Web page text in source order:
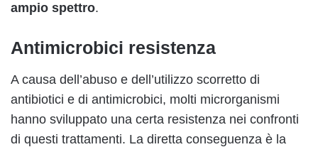
ampio spettro.
Antimicrobici resistenza
A causa dell’abuso e dell’utilizzo scorretto di
antibiotici e di antimicrobici, molti microrganismi
hanno sviluppato una certa resistenza nei confronti
di questi trattamenti. La diretta conseguenza è la